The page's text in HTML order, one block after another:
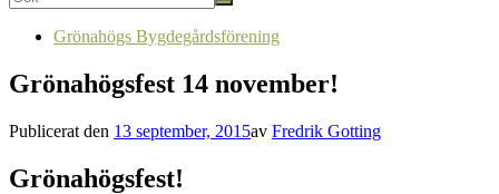
Grönahögs Bygdegårdsförening
Grönahögsfest 14 november!
Publicerat den 13 september, 2015av Fredrik Gotting
Grönahögsfest!